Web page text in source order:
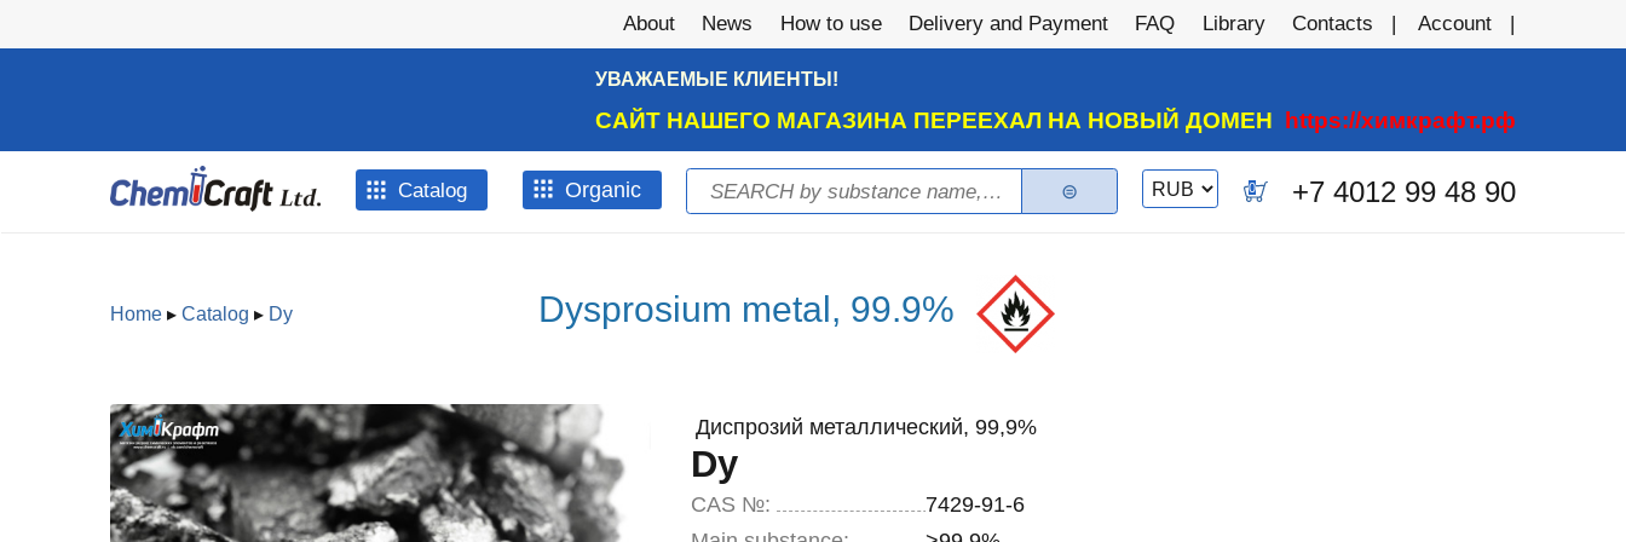
About News How to use Delivery and Payment FAQ Library Contacts Account
УВАЖАЕМЫЕ КЛИЕНТЫ!
САЙТ НАШЕГО МАГАЗИНА ПЕРЕЕХАЛ НА НОВЫЙ ДОМЕН https://химкрафт.рф
Catalog Оrganic Search form
Search
Switch
currency
0 +7 4012 99 48 90
You are here
Home▸ Catalog ▸ Dy Dysprosium metal, 99.9%
Диспрозий металлический, 99,9%
Dy
CAS №:
7429-91-6